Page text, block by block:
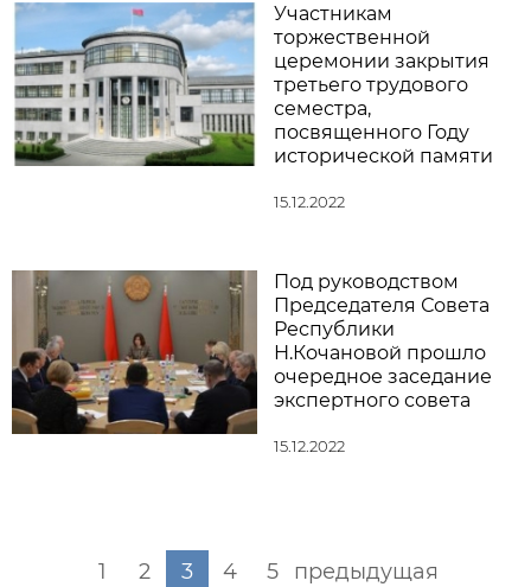
Участникам
торжественной
церемонии закрытия
третьего трудового
семестра,
посвященного Году
исторической памяти
15.12.2022
Под руководством
Председателя Совета
Республики
Н.Кочановой прошло
очередное заседание
экспертного совета
15.12.2022
предыдущая
1 2 3 4 5